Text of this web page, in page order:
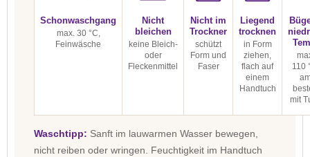
Schonwaschgang
max. 30 °C,
Feinwäsche
Nicht
bleichen
keine Bleich-
oder
Fleckenmittel
Nicht im
Trockner
schützt
Form und
Faser
Liegend
trocknen
in Form
ziehen,
flach auf
einem
Handtuch
110
mit
Waschtipp: Sanft im lauwarmen Wasser bewegen,
nicht reiben oder wringen. Feuchtigkeit im Handtuch